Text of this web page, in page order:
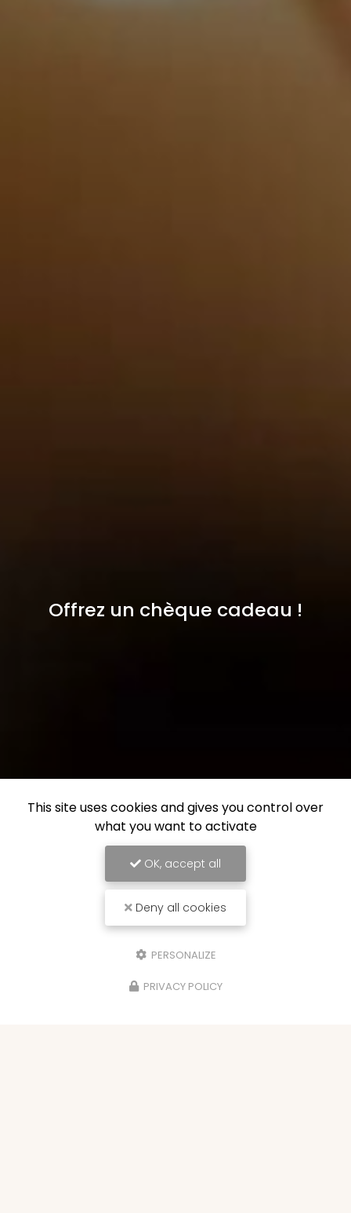
Offrez un chèque cadeau !
This site uses cookies and gives you control over
what you want to activate
OK, accept all
Deny all cookies
PERSONALIZE
PRIVACY POLICY